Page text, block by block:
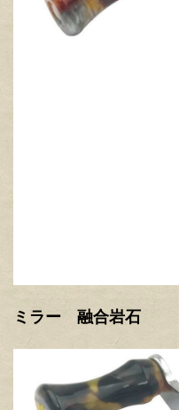
ミラー 融合岩石